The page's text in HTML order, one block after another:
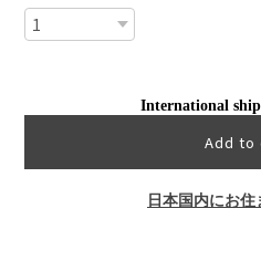
International
Add to
日本国内にお